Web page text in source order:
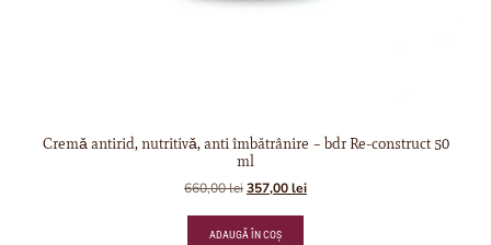
Cremǎ antirid, nutritivǎ, anti îmbătrânire – bdr Re-construct 50
ml
660,00lei357,00lei
ADAUGĂ ÎN COȘ